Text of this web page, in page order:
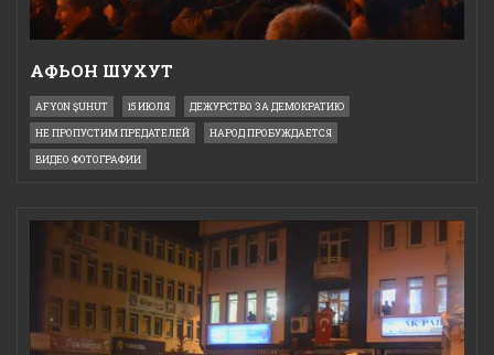
АФЬОН ШУХУТ
AFYON ŞUHUT 15 ИЮЛЯ ДЕЖУРСТВО ЗА ДЕМОКРАТИЮ
НЕ ПРОПУСТИМ ПРЕДАТЕЛЕЙ НАРОД ПРОБУЖДАЕТСЯ
ВИДЕО ФОТОГРАФИИ